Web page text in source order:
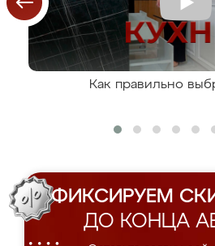
Как правильно
ФИКСИРУЕМ
ДО КОНЦА